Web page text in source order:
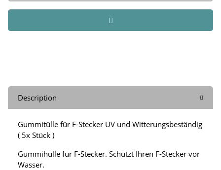
Description
Gummitülle für F-Stecker UV und Witterungsbeständig
( 5x Stück )
Gummihülle für F-Stecker. Schützt Ihren F-Stecker vor
Wasser.